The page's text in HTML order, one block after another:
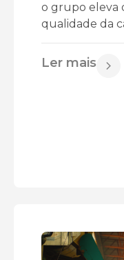
o grupo eleva
qualidade da
Ler mais